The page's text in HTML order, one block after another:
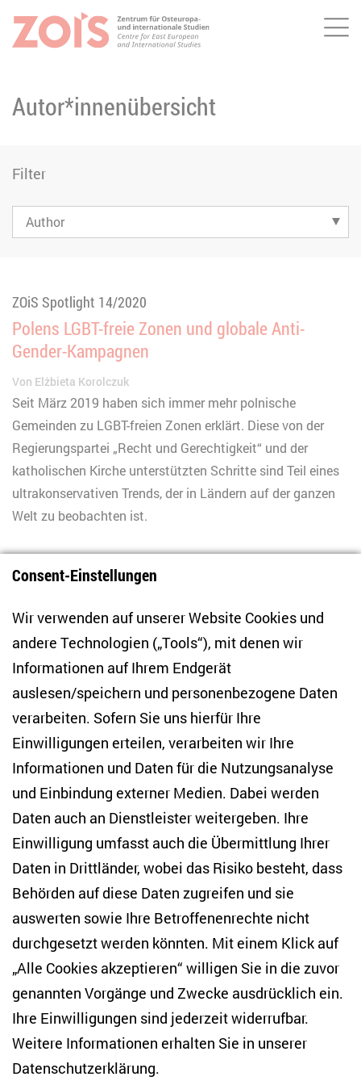
ZUM HAUPTINHALT SPRINGEN
ZUR SUCHE SPRINGEN
Autor*innenübersicht
Filter
ZOiS Spotlight 14/2020
Polens LGBT-freie Zonen und globale Anti-
Gender-Kampagnen
Von Elżbieta Korolczuk
Seit März 2019 haben sich immer mehr polnische
Gemeinden zu LGBT-freien Zonen erklärt. Diese von der
Regierungspartei „Recht und Gerechtigkeit“ und der
katholischen Kirche unterstützten Schritte sind Teil eines
ultrakonservativen Trends, der in Ländern auf der ganzen
Welt zu beobachten ist.
Zentrum für Osteuropa- und internationale
Studien
Anton-Wilhelm-Amo-Str. 60
10117 Berlin
Tel. +49 (30) 2005949-17
info(at)zois-berlin(dot)de
NEWSLETTER
E-Mail-Adresse eingeben*
Ich möchte regelmäßig über aktuelle Themen,
werden. Ich bin zudem damit einverstanden, dass meine
Interaktionen mit den Newslettern gemessen werden (z. B.
Öffnung der E-Mail, angeklickte Links), sodass das ZOiS den
Newsletter optimieren und weiterhin möglichst relevante
mit Wirkung für die Zukunft widerrufen (Abmeldelink in jeder
Consent-Einstellungen
Wir verwenden auf unserer Website Cookies und
andere Technologien („Tools“), mit denen wir
Informationen auf Ihrem Endgerät
auslesen/speichern und personenbezogene Daten
verarbeiten. Sofern Sie uns hierfür Ihre
Einwilligungen erteilen, verarbeiten wir Ihre
Informationen und Daten für die Nutzungsanalyse
und Einbindung externer Medien. Dabei werden
Daten auch an Dienstleister weitergeben. Ihre
Einwilligung umfasst auch die Übermittlung Ihrer
Daten in Drittländer, wobei das Risiko besteht, dass
Behörden auf diese Daten zugreifen und sie
auswerten sowie Ihre Betroffenenrechte nicht
durchgesetzt werden könnten. Mit einem Klick auf
„Alle Cookies akzeptieren“ willigen Sie in die zuvor
genannten Vorgänge und Zwecke ausdrücklich ein.
Ihre Einwilligungen sind jederzeit widerrufbar.
Weitere Informationen erhalten Sie in unserer
Datenschutzerklärung.